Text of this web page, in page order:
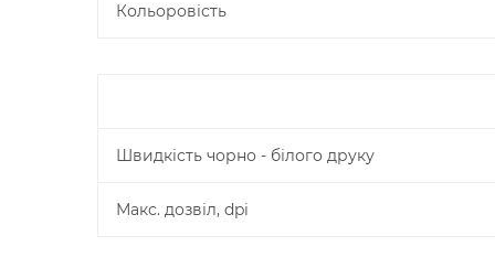
Кольоровість
Швидкість чорно - білого друку
Макс. дозвіл, dpi